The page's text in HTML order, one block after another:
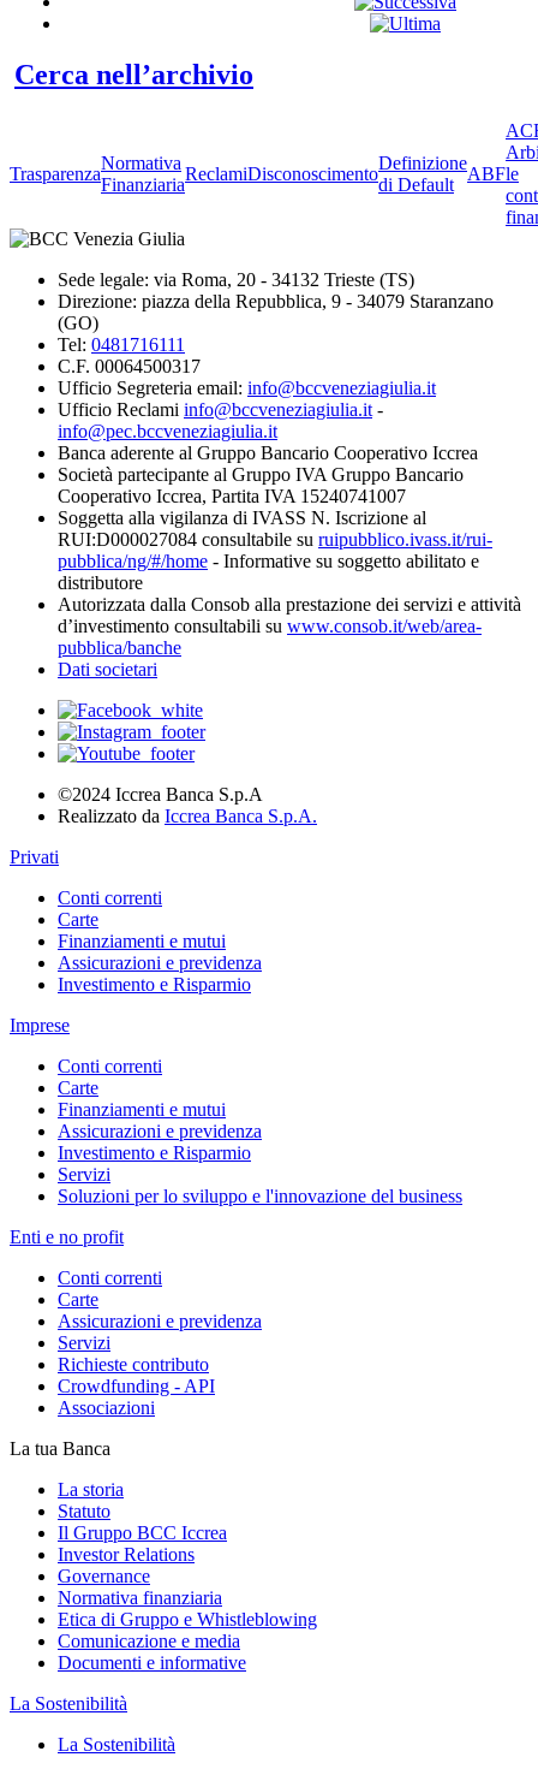
Cerca nell’archivio
Trasparenza
Normativa
Finanziaria
ReclamiDisconoscimento
Definizione
di Default
ABFle
Sede legale: via Roma, 20 - 34132 Trieste (TS)
Direzione: piazza della Repubblica, 9 - 34079 Staranzano
(GO)
Tel: 0481716111
C.F. 00064500317
Ufficio Segreteria email: info@bccveneziagiulia.it
Ufficio Reclami info@bccveneziagiulia.it -
info@pec.bccveneziagiulia.it
Banca aderente al Gruppo Bancario Cooperativo Iccrea
Società partecipante al Gruppo IVA Gruppo Bancario
Cooperativo Iccrea, Partita IVA 15240741007
Soggetta alla vigilanza di IVASS N. Iscrizione al
RUI:D000027084 consultabile su ruipubblico.ivass.it/rui-
pubblica/ng/#/home - Informative su soggetto abilitato e
distributore
Autorizzata dalla Consob alla prestazione dei servizi e attività
d’investimento consultabili su www.consob.it/web/area-
pubblica/banche
Dati societari
©2024 Iccrea Banca S.p.A
Realizzato da Iccrea Banca S.p.A.
Privati
Conti correnti
Carte
Finanziamenti e mutui
Assicurazioni e previdenza
Investimento e Risparmio
Imprese
Conti correnti
Carte
Finanziamenti e mutui
Assicurazioni e previdenza
Investimento e Risparmio
Servizi
Soluzioni per lo sviluppo e l'innovazione del business
Enti e no profit
Conti correnti
Carte
Assicurazioni e previdenza
Servizi
Richieste contributo
Crowdfunding - API
Associazioni
La tua Banca
La storia
Statuto
Il Gruppo BCC Iccrea
Investor Relations
Governance
Normativa finanziaria
Etica di Gruppo e Whistleblowing
Comunicazione e media
Documenti e informative
La Sostenibilità
La Sostenibilità